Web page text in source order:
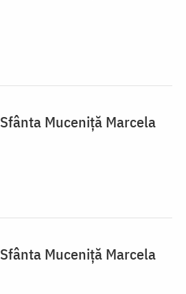
Sfânta Muceniță Marcela
Sfânta Muceniță Marcela